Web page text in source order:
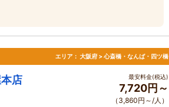
エリア： 大阪府 > 心斎橋・なんば・四ツ橋
店 最安料金(税込)
7,720円～
（3,860円～/人）